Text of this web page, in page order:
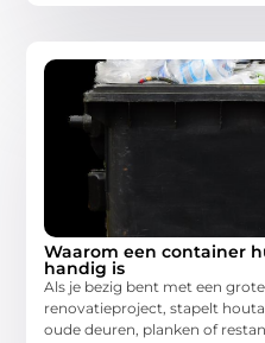
Waarom een container
handig is
Als je bezig bent met een
renovatieproject, stapelt
oude deuren, planken of